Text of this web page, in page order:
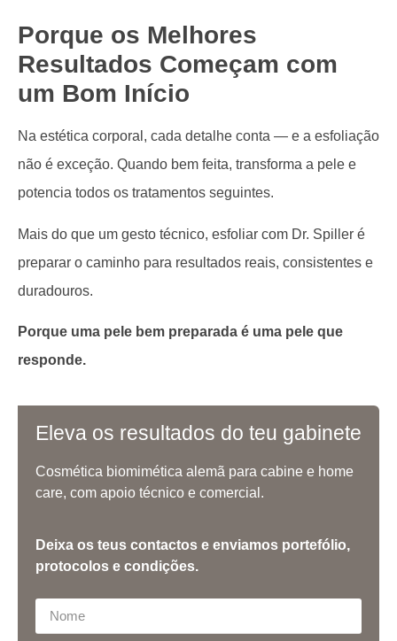
Porque os Melhores
Resultados Começam com
um Bom Início
Na estética corporal, cada detalhe conta — e a esfoliação
não é exceção. Quando bem feita, transforma a pele e
potencia todos os tratamentos seguintes.
Mais do que um gesto técnico, esfoliar com Dr. Spiller é
preparar o caminho para resultados reais, consistentes e
duradouros.
Porque uma pele bem preparada é uma pele que
responde.
Eleva os resultados do teu gabinete
Cosmética biomimética alemã para cabine e home
care, com apoio técnico e comercial.
Deixa os teus contactos e enviamos portefólio,
protocolos e condições.